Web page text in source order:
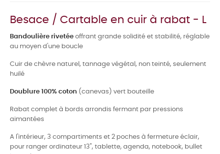
Besace / Cartable en cuir à rabat - L
Bandoulière rivetée offrant grande solidité et stabilité, réglable
au moyen d'une boucle
Cuir de chèvre naturel, tannage végétal, non teinté, seulement
huilé
Doublure 100% coton (canevas) vert bouteille
Rabat complet à bords arrondis fermant par pressions
aimantées
A l'intérieur, 3 compartiments et 2 poches à fermeture éclair,
pour ranger ordinateur 13", tablette, agenda, notebook, bullet